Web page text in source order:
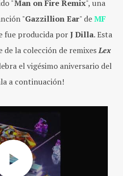
"Man on Fire Remix", una
"Gazzillion Ear" deMF
fue producida porJ Dilla. Esta
de la colección de remixesLex
el vigésimo aniversario del
a continuación!